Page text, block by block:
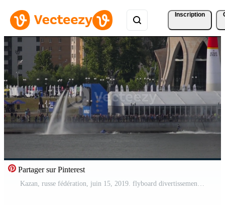
Inscription
Partager sur Pinterest
Kazan, russe fédération, juin 15, 2019. flyboard divertissement pour gens à le air spectacle dans Kazan. spectateurs sur le digue, extrême vol plus de l'eau. incroyable des trucs avec mouche planche